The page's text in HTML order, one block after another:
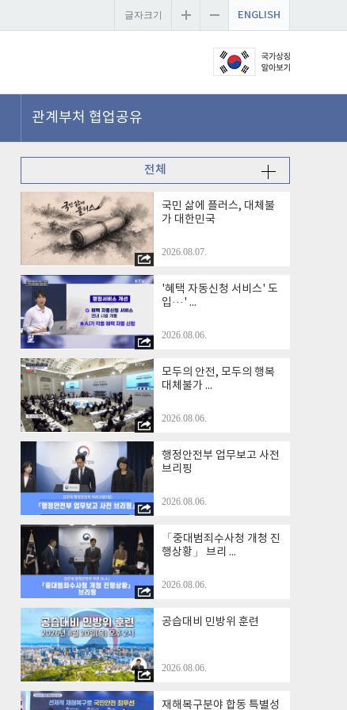
글자크기 ENGLISH
관계부처 협업공유
전체
국민 삶에 플러스, 대체불
가 대한민국
2026.08.07.
'혜택 자동신청 서비스' 도
입···' ...
2026.08.06.
모두의 안전, 모두의 행복
대체불가 ...
2026.08.06.
행정안전부 업무보고 사전
브리핑
2026.08.06.
「중대범죄수사청 개청 진
행상황」 브리 ...
2026.08.06.
공습대비 민방위 훈련
2026.08.06.
재해복구분야 합동 특별성